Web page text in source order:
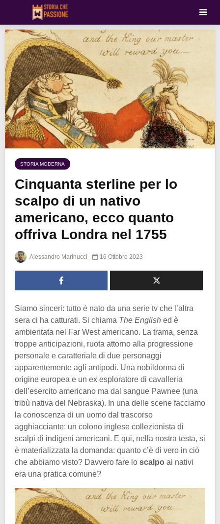
STORIA MODERNA
Cinquanta sterline per lo
scalpo di un nativo
americano, ecco quanto
offriva Londra nel 1755
Alessandro Marinucci 16 Ottobre 2023
Siamo sinceri: tutto è nato da una serie tv che l’altra
sera ci ha catturati. Si chiama The English ed è
ambientata nel Far West americano. La trama, senza
troppe anticipazioni, ruota attorno alla progressione
personale e caratteriale di due personaggi
apparentemente agli antipodi. Una nobildonna di
origine europea e un ex esploratore di cavalleria
dell’esercito americano ma dal sangue Pawnee (una
tribù nativa del Nebraska). In una delle scene facciamo
la conoscenza di un uomo dal trascorso
agghiacciante: un colono inglese collezionista di
scalpi di indigeni americani. E qui, nella nostra testa, si
è materializzata la domanda: quanto c’è di vero in ciò
che abbiamo visto? Davvero fare lo scalpo ai nativi
era una pratica comune?